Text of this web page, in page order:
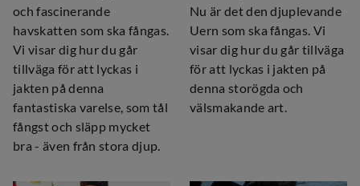
och fascinerande
havskatten som ska fångas.
Vi visar dig hur du går
tillväga för att lyckas i
jakten på denna
fantastiska varelse, som tål
fångst och släpp mycket
bra - även från stora djup.
Nu är det den djuplevande
Uern som ska fångas. Vi
visar dig hur du går tillväga
för att lyckas i jakten på
denna storögda och
välsmakande art.